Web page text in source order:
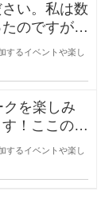
い。私は数
のですが、
するイベントや楽し
を楽しみ
！ここのと
するイベントや楽し